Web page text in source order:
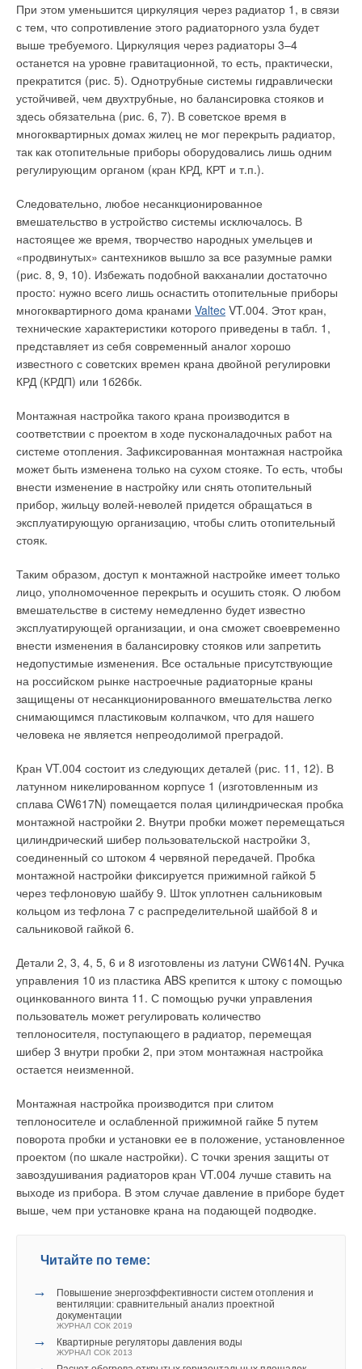
При этом уменьшится циркуляция через радиатор 1, в связи
с тем, что сопротивление этого радиаторного узла будет
выше требуемого. Циркуляция через радиаторы 3–4
останется на уровне гравитационной, то есть, практически,
прекратится (рис. 5). Однотрубные системы гидравлически
устойчивей, чем двухтрубные, но балансировка стояков и
здесь обязательна (рис. 6, 7). В советское время в
многоквартирных домах жилец не мог перекрыть радиатор,
так как отопительные приборы оборудовались лишь одним
регулирующим органом (кран КРД, КРТ и т.п.).
Следовательно, любое несанкционированное
вмешательство в устройство системы исключалось. В
настоящее же время, творчество народных умельцев и
«продвинутых» сантехников вышло за все разумные рамки
(рис. 8, 9, 10). Избежать подобной вакханалии достаточно
просто: нужно всего лишь оснастить отопительные приборы
многоквартирного дома кранами Valtec VT.004. Этот кран,
технические характеристики которого приведены в табл. 1,
представляет из себя современный аналог хорошо
известного с советских времен крана двойной регулировки
КРД (КРДП) или 1б26бк.
Монтажная настройка такого крана производится в
соответствии с проектом в ходе пусконаладочных работ на
системе отопления. Зафиксированная монтажная настройка
может быть изменена только на сухом стояке. То есть, чтобы
внести изменение в настройку или снять отопительный
прибор, жильцу волей-неволей придется обращаться в
эксплуатирующую организацию, чтобы слить отопительный
стояк.
Таким образом, доступ к монтажной настройке имеет только
лицо, уполномоченное перекрыть и осушить стояк. О любом
вмешательстве в систему немедленно будет известно
эксплуатирующей организации, и она сможет своевременно
внести изменения в балансировку стояков или запретить
недопустимые изменения. Все остальные присутствующие
на российском рынке настроечные радиаторные краны
защищены от несанкционированного вмешательства легко
снимающимся пластиковым колпачком, что для нашего
человека не является непреодолимой преградой.
Кран VT.004 состоит из следующих деталей (рис. 11, 12). В
латунном никелированном корпусе 1 (изготовленным из
сплава CW617N) помещается полая цилиндрическая пробка
монтажной настройки 2. Внутри пробки может перемещаться
цилиндрический шибер пользовательской настройки 3,
соединенный со штоком 4 червяной передачей. Пробка
монтажной настройки фиксируется прижимной гайкой 5
через тефлоновую шайбу 9. Шток уплотнен сальниковым
кольцом из тефлона 7 с распределительной шайбой 8 и
сальниковой гайкой 6.
Детали 2, 3, 4, 5, 6 и 8 изготовлены из латуни CW614N. Ручка
управления 10 из пластика ABS крепится к штоку с помощью
оцинкованного винта 11. С помощью ручки управления
пользователь может регулировать количество
теплоносителя, поступающего в радиатор, перемещая
шибер 3 внутри пробки 2, при этом монтажная настройка
остается неизменной.
Монтажная настройка производится при слитом
теплоносителе и ослабленной прижимной гайке 5 путем
поворота пробки и установки ее в положение, установленное
проектом (по шкале настройки). С точки зрения защиты от
завоздушивания радиаторов кран VT.004 лучше ставить на
выходе из прибора. В этом случае давление в приборе будет
выше, чем при установке крана на подающей подводке.
Читайте по теме:
→
Повышение энергоэффективности систем отопления и
вентиляции: сравнительный анализ проектной
документации
ЖУРНАЛ СОК 2019
→ Квартирные регуляторы давления воды
ЖУРНАЛ СОК 2013
В этой теме еще нет комментариев
Добавить комментарий
Ваше имя *
Ваш E-mail *
требованиям норм.
Так, для проекта газового лучистого отопления
производственного здания был выполнен расчет
облученности на рабочих местах. По проекту предприятия
была предусмотрена установка 24 газовых инфракрасных
излучателей фирмы «Купол-Старки», марки ИКНГ-50.
Средние температуры излучающих поверхностей были
определены из уравнения теплового баланса излучателей с
учетом их конструктивных особенностей и расположения.
В результате для излучателей ИКНГ-50 средняя температура
излучающей поверхности получилась равной 290 °C. Расчет
облученности был выполнен для зоны с наибольшей
интенсивностью теплового облучения непосредственно под
излучателями в центральной зоне цеха. Для этого было
выбрано пять расчетных точек. Каждому излучателю был
присвоен свой порядковый номер и определены его
координаты. Были получены следующие результаты — при
температуре излучателей 290 °C облученность в расчетных
точках получилась порядка 120 Вт/м2 (табл. 4).
по всей площади пола на высоте 1,8 м, составила 113 Вт/м2.
Таким образом, было выявлено существенное превышение
допустимой интенсивности теплового облучения на рабочих
местах. Было рекомендовано внести изменения в проект,
например, заменить принятые модели на излучатели с
меньшей температурой поверхности или изменить их
расположение.
излучателей DSL30-4/Gogas и расположить их в три ряда на
той же высоте в шахматном порядке, то облученность
непосредственно под центрами излучателя сократится в два
раза и составит порядка 58 Вт/м2, что соответствует
гигиеническим требованиям для заданных условий.
Полученный результат показывает необходимость
детального расчета облученности человека при
проектировании систем лучистого отопления. Такой расчет
позволяет на стадии проектирования выявить возможные
нарушения требований норм и внести необходимые
изменения.
К числу недостатков систем газового лучистого отопления
относят также необходимость отвода или ассимиляции
продуктов сгорания. В первом случае это приводит к
увеличению стоимости систем отопления. Во втором случае
помещение должно быть оборудовано системами
вентиляции, производительность которых определяется
также назначением помещений и рассчитывается из условий
ассимиляции теплоили газовыделений.
на условие ассимиляции продуктов сгорания. Минимальный
воздухообмен помещений с выделением вредных газов и
паров оговорен СНиП 41-01–2003, п. 4.9 [1] и составляет не
менее однократного, а при высоте более 6 м — не менее 6
м3 на 1 м2 площади пола. При этом существенную роль в
формировании теплового режима в обслуживаемых зонах
будут играть воздушные потоки, создаваемые системами
Отличительной особенностью систем лучистого отопления
является то, что они преимущественно нагревают
поверхности в помещении, а не воздух. Однако при этом
температуры внутренних поверхностей наружных
ограждений, расположенных в отапливаемой зоне, как
правило, превышают температуры этих поверхностей при
ограждающие конструкции, а, следовательно, и тепловая
Не все поверхности в помещении при лучистом отоплении
прогреваются равномерно и одинаково. Равномерность
прогрева зависит от распределения лучистых тепловых
потоков по поверхностям отапливаемого помещения. При